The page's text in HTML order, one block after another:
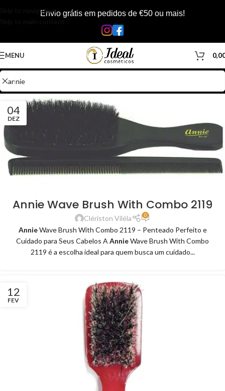
Skip to navigationEnvio grátis em pedidos de €50 ou mais!
MENU
04
DEZ
Annie Wave Brush With Combo 2119
Clériston Viléla 0
AnnieWave Brush With Combo 2119 – Penteado Perfeito e
Cuidado para Seus Cabelos A AnnieWave Brush With Combo
2119 é a escolha ideal para quem busca um cuidado...
12
FEV